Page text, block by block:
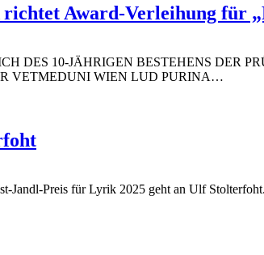
richtet Award-Verleihung für
DES 10-JÄHRIGEN BESTEHENS DER
VETMEDUNI WIEN LUD PURINA…
Jandl-Preis für Lyrik 2025 geht an Ulf